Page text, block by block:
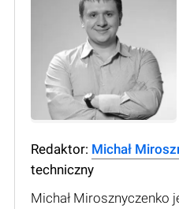
Redaktor: Michał
techniczny
Michał Mirosznyczenko